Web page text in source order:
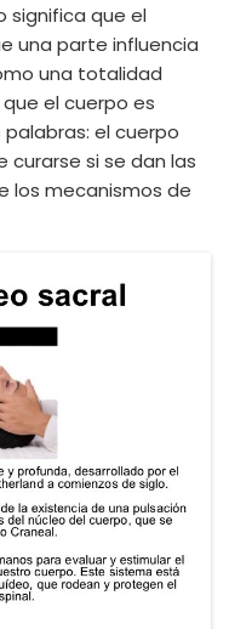
significa que el
una parte influencia
una totalidad
el cuerpo es
el cuerpo
si se dan las
los mecanismos de